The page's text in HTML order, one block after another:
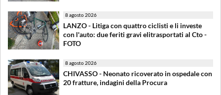
8 agosto 2026
LANZO - Litiga con quattro ciclisti e li investe
con l'auto: due feriti gravi elitrasportati al Cto -
FOTO
8 agosto 2026
CHIVASSO - Neonato ricoverato in ospedale con
20 fratture, indagini della Procura